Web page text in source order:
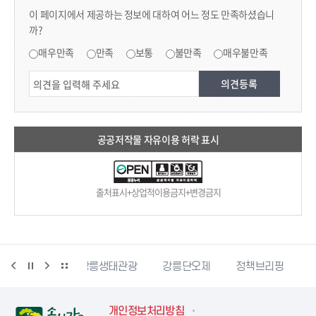
이 페이지에서 제공하는 정보에 대하여 어느 정도 만족하셨습니
까?
매우만족 만족 보통 불만족 매우불만족
공공저작물 자유이용 허락 표시
출처표시+상업적이용금지+변경금지
강릉생태관광 강릉단오제 정책브리핑 강원더몰
개인정보처리방침